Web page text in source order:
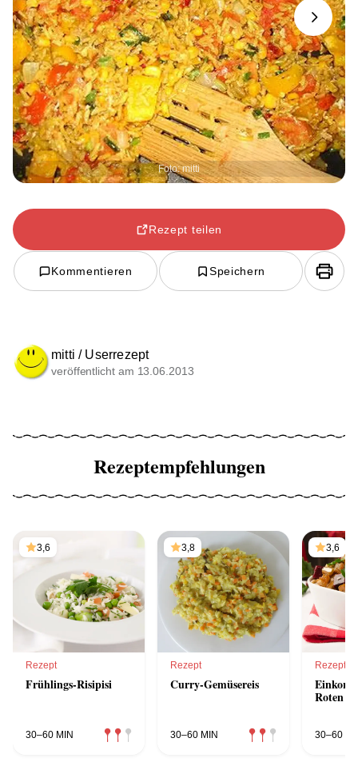
Foto: mitti
Next
Rezept teilen
Kommentieren Speichern
mitti / Userrezept
veröffentlicht am 13.06.2013
Rezeptempfehlungen
3,6
Rezept
Frühlings-Risipisi
30–60 MIN
3,8
Rezept
Curry-Gemüsereis
30–60 MIN
3,6
Rezept
Roten
30–60